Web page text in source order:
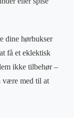
dine hørbukser
få et eklektisk
ikke tilbehør –
være med til at